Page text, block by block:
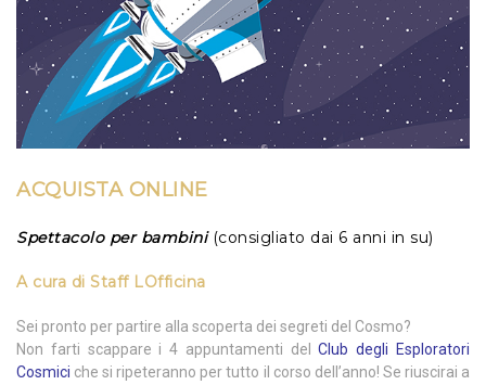
ACQUISTA ONLINE
Spettacolo per bambini (consigliato dai 6 anni in su)
A cura di Staff LOfficina
Sei pronto per partire alla scoperta dei segreti del Cosmo?
Non farti scappare i 4 appuntamenti delClub degli Esploratori
Cosmici che si ripeteranno per tutto il corso dell’anno! Se riuscirai a